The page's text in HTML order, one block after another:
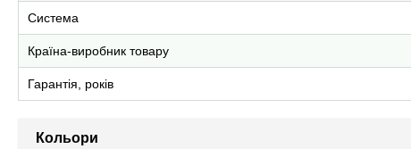
Система
Країна-виробник товару
Гарантія, років
Кольори